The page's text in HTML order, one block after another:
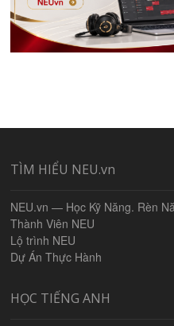
TÌM HIỂU NEU.vn
NEU.vn — Học Kỹ Năng. Rèn
Thành Viên NEU
Lộ trình NEU
Dự Án Thực Hành
HỌC TIẾNG ANH